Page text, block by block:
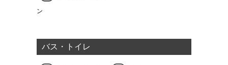
ン
バス・トイレ